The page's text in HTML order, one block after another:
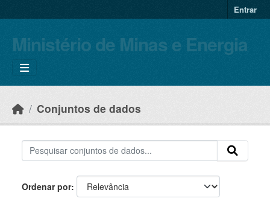
Entrar
Ministério de Minas e Energia
Conjuntos de dados
Ordenar por